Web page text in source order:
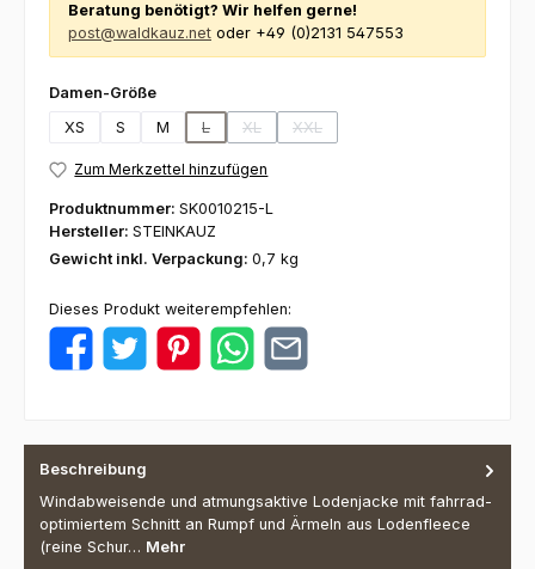
Beratung benötigt? Wir helfen gerne!
post@waldkauz.net oder +49 (0)2131 547553
Damen-Größeauswählen
XS
S M L
(Diese Option ist zurzeit nicht verfügbar.)
XL
(Diese Option ist zurzeit nicht verfügbar.)
XXL
(Diese Option ist zurzeit nicht
Zum Merkzettel hinzufügen
Produktnummer: SK0010215-L
Hersteller: STEINKAUZ
Gewicht inkl. Verpackung: 0,7 kg
Dieses Produkt weiterempfehlen:
Beschreibung
Windabweisende und atmungsaktive Lodenjacke mit fahrrad-
optimiertem Schnitt an Rumpf und Ärmeln aus Lodenfleece
(reine Schur… Mehr